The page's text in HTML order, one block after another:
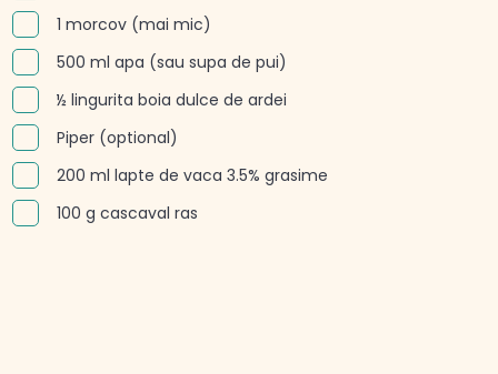
1 morcov (mai mic)
500 ml apa (sau supa de pui)
½ lingurita boia dulce de ardei
Piper (optional)
200 ml lapte de vaca 3.5% grasime
100 g cascaval ras